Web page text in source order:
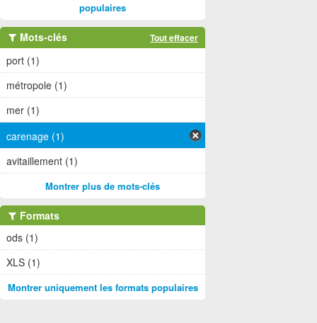
populaires
Mots-clés Tout effacer
port (1)
métropole (1)
mer (1)
carenage (1)
avitaillement (1)
Montrer plus de mots-clés
Formats
ods (1)
XLS (1)
Montrer uniquement les formats populaires